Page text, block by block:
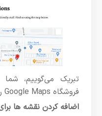
تبریک می‌گوییم،
فروشگاه Google Maps را به سایت خود اضافه کردید.
اضافه کردن نقشه ها